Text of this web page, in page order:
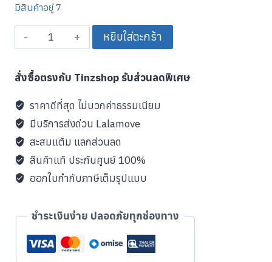
มีสินค้าอยู่ 7
จำนวน
x
Kitty
Sparkling
Heart
Collection
for
Switch
ชิ้น
หยิบใส่ตะกร้า
สั่งซื้อตรงกับ Tinzshop รับส่วนลดพิเศษ
ราคาดีที่สุด ไม่บวกค่าธรรมเนียม
มีบริการส่งด่วน Lalamove
สะสมแต้ม แลกส่วนลด
สินค้าแท้ ประกันศูนย์ 100%
ออกใบกำกับภาษีเต็มรูปแบบ
ชำระเงินง่าย ปลอดภัยทุกช่องทาง